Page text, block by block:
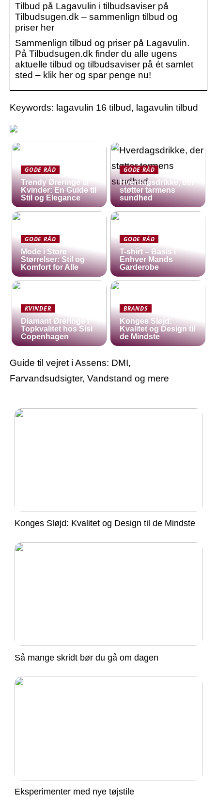
Tilbud på Lagavulin i tilbudsaviser på
Tilbudsugen.dk – sammenlign tilbud og
priser her
Sammenlign tilbud og priser på Lagavulin.
På Tilbudsugen.dk finder du alle ugens
aktuelle tilbud og tilbudsaviser på ét samlet
sted – klik her og spar penge nu!
Keywords: lagavulin 16 tilbud, lagavulin tilbud
GODE RÅD
Trendy Øreringe til
Kvinder: En Guide til
Stil og Elegance
GODE RÅD
Hverdagsdrikke, der
støtter tarmens
sundhed
GODE RÅD
Mode i Store
Størrelser: Stil og
Komfort for Alle
GODE RÅD
T-shirt – Basis i
Enhver Mands
Garderobe
KVINDER
Diamant Øreringe i
Topkvalitet hos Sisi
Copenhagen
BRANDS
Konges Sløjd:
Kvalitet og Design til
de Mindste
Guide til vejret i Assens: DMI,
Farvandsudsigter, Vandstand og mere
Konges Sløjd: Kvalitet og Design til de Mindste
Så mange skridt bør du gå om dagen
Eksperimenter med nye tøjstile